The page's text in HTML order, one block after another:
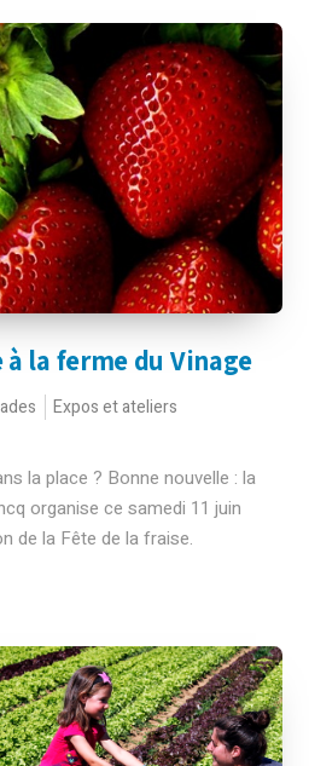
la ferme du Vinage
Expos et ateliers
la place ? Bonne nouvelle : la
organise ce samedi 11 juin
de la Fête de la fraise.